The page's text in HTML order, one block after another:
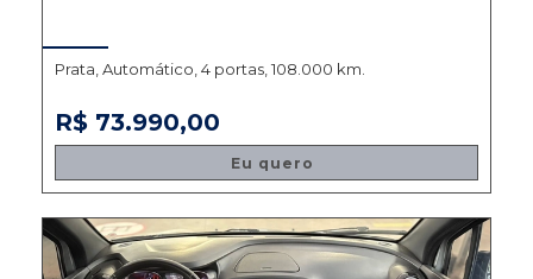
Prata, Automático, 4 portas, 108.000 km.
R$ 73.990,00
Eu quero